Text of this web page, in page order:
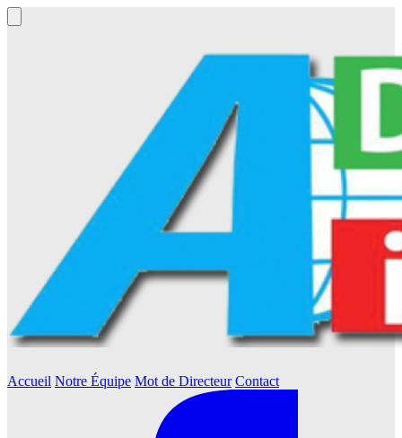
Accueil Notre Équipe Mot de Directeur Contact